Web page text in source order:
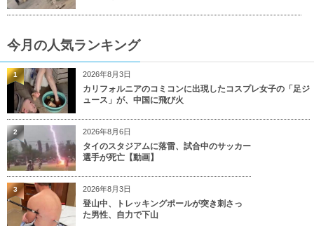
今月の人気ランキング
2026年8月3日
カリフォルニアのコミコンに出現したコスプレ女子の「足ジ
ュース」が、中国に飛び火
1
2026年8月6日
タイのスタジアムに落雷、試合中のサッカー
選手が死亡【動画】
2
2026年8月3日
登山中、トレッキングポールが突き刺さっ
た男性、自力で下山
3